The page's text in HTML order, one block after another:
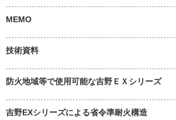
MEMO
技術資料
防火地域等で使用可能な吉野ＥＸシリーズ
吉野EXシリーズによる省令準耐火構造